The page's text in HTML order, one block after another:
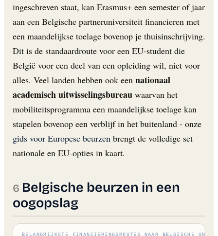
ingeschreven staat, kan Erasmus+ een semester of jaar
aan een Belgische partneruniversiteit financieren met
een maandelijkse toelage bovenop je thuisinschrijving.
Dit is de standaardroute voor een EU-student die
België voor een deel van een opleiding wil, niet voor
alles. Veel landen hebben ook een nationaal
academisch uitwisselingsbureau waarvan het
mobiliteitsprogramma een maandelijkse toelage kan
stapelen bovenop een verblijf in het buitenland - onze
gids voor Europese beurzen brengt de volledige set
nationale en EU-opties in kaart.
Belgische beurzen in een
oogopslag
BELANGRIJKSTE FINANCIERINGSROUTES NAAR BELGISCHE